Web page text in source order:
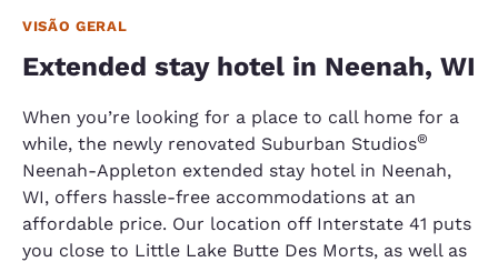
VISÃO GERAL
Extended stay hotel in Neenah, WI
When you’re looking for a place to call home for a
while, the newly renovated Suburban Studios®
Neenah-Appleton extended stay hotel in Neenah,
WI, offers hassle-free accommodations at an
affordable price. Our location off Interstate 41 puts
you close to Little Lake Butte Des Morts, as well as